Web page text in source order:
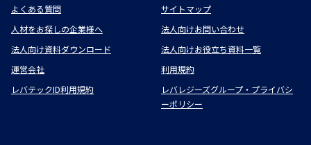
よくある質問
サイトマップ
人材をお探しの企業様へ
法人向けお問い合わせ
法人向け資料ダウンロード
法人向けお役立ち資料一覧
運営会社
利用規約
レバテックID利用規約
レバレジーズグループ・プライバシ
ーポリシー